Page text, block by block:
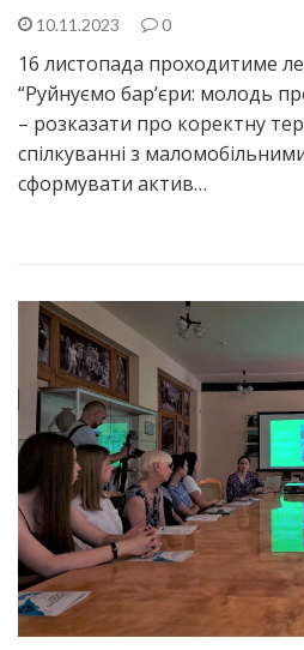
10.11.2023 0
16 листопада проходитиме
“Руйнуємо бар’єри: молодь
– розказати про коректну
спілкуванні з
сформувати актив…